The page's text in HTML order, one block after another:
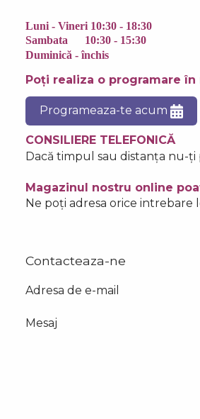
Luni - Vineri 10:30 - 18:30
Sambata 10:30 - 15:30
Duminică -închis
Poți realiza o programareîn
Programeaza-te acum
CONSILIERE TELEFONICĂ
Dacă timpul sau distanța nu-ți
Magazinul nostru online
Ne poți adresa orice intrebare
Contacteaza-ne
Adresa de e-mail
Mesaj